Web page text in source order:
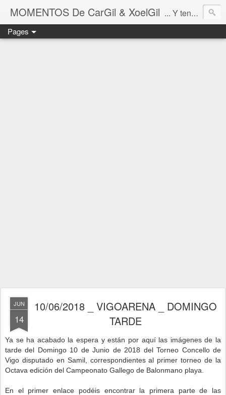
MOMENTOS De CarGil & XoelGil ... Y tengan cuidado ahí fuera, por favor.
Pages
JUN
14
10/06/2018 _ VIGOARENA _ DOMINGO
TARDE
Ya se ha acabado la espera y están por aquí las imágenes de la
tarde del Domingo 10 de Junio de 2018 del Torneo Concello de
Vigo disputado en Samil, correspondientes al primer torneo de la
Octava edición del Campeonato Gallego de Balonmano playa.
En el primer enlace podéis encontrar la primera parte de las